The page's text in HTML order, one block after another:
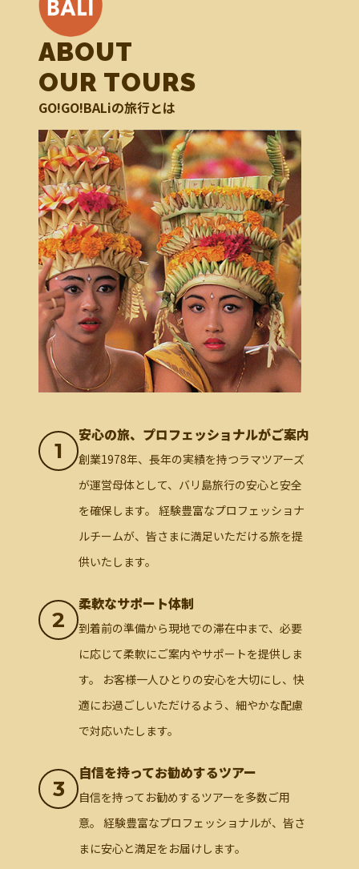
ABOUT
OUR TOURS
GO!GO!BALiの旅行とは
1
安心の旅、プロフェッショナルがご案内
創業1978年、長年の実績を持つラマツアーズ
が運営母体として、バリ島旅行の安心と安全
を確保します。 経験豊富なプロフェッショナ
ルチームが、皆さまに満足いただける旅を提
供いたします。
2
柔軟なサポート体制
到着前の準備から現地での滞在中まで、必要
に応じて柔軟にご案内やサポートを提供しま
す。 お客様一人ひとりの安心を大切にし、快
適にお過ごしいただけるよう、細やかな配慮
で対応いたします。
3
自信を持ってお勧めするツアー
自信を持ってお勧めするツアーを多数ご用
意。 経験豊富なプロフェッショナルが、皆さ
まに安心と満足をお届けします。